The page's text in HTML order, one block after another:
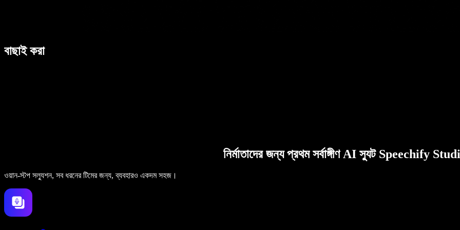
বাছাই করা
নির্মাতাদের জন্য প্রথম সর্বাঙ্গীণ AI স্যুট Speechify
ওয়ান-স্টপ সল্যুশন, সব ধরনের টিমের জন্য, ব্যবহারও একদম সহজ।